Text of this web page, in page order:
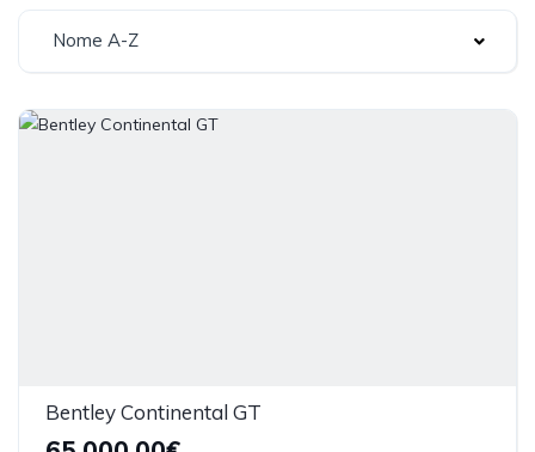
Nome A-Z
Bentley Continental GT